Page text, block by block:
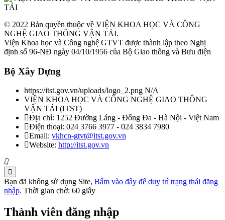
Thời gian đăng: 07/08/2026
lượt xem: 1143 | lượt tải:0
TCVN 6565:2006
động cơ cháy do nén. Yêu cầu và phương pháp thử trong phê duyệt
kiểu
Thời gian đăng: 07/08/2026
lượt xem: 1043 | lượt tải:0
TCVN 5418-91
phương pháp đo
Thời gian đăng: 07/08/2026
lượt xem: 1058 | lượt tải:0
TCVN 6566:1999
© 2022 Bản quyền thuộc về VIỆN KHOA HỌC VÀ CÔNG
NGHỆ GIAO THÔNG VẬN TẢI.
Viện Khoa học và Công nghệ GTVT được thành lập theo Nghị
định số 96-NĐ ngày 04/10/1956 của Bộ Giao thông và Bưu điện
Bộ Xây Dựng
https://itst.gov.vn/uploads/logo_2.png N/A
VIỆN KHOA HỌC VÀ CÔNG NGHỆ GIAO THÔNG
VẬN TẢI (ITST)
Địa chỉ: 1252 Đường Láng - Đống Đa - Hà Nội - Việt Nam
Điện thoại: 024 3766 3977 - 024 3834 7980
Email: vkhcn-gtvt@itst.gov.vn
Website: http://itst.gov.vn
Bạn đã không sử dụng Site, Bấm vào đây để duy trì trạng thái đăng
nhập. Thời gian chờ: 60 giây
Thành viên đăng nhập